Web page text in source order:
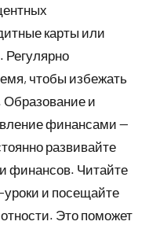
карты или
Регулярно
чтобы избежать
Образование и
финансами —
развивайте
финансов. Читайте
уроки и посещайте
Это поможет